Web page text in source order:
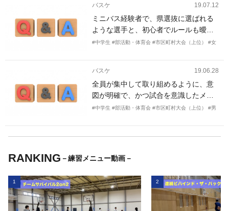
バスケ 19.07.12
ミニバス経験者で、県選抜に選ばれる
ような選手と、初心者でルールも曖昧
な選手が一緒に練習をすることに困り
る。 日頃の練習は、ハーフコートしか
使えない。 4分の1コートでも出来るよ
うなメニューが知りたい。
#中学生 #部活動・体育会 #市区町村大会（上位） #女
バスケ 19.06.28
全員が集中して取り組めるように、意
図が明確で、かつ試合を意識したメニ
ューにしたいです。特に、ディフェン
#中学生 #部活動・体育会 #市区町村大会（上位） #男
RANKING －練習メニュー動画－
1 2